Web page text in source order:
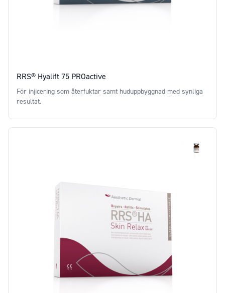
RRS® Hyalift 75 PROactive
För injicering som återfuktar samt huduppbyggnad med synliga
resultat.